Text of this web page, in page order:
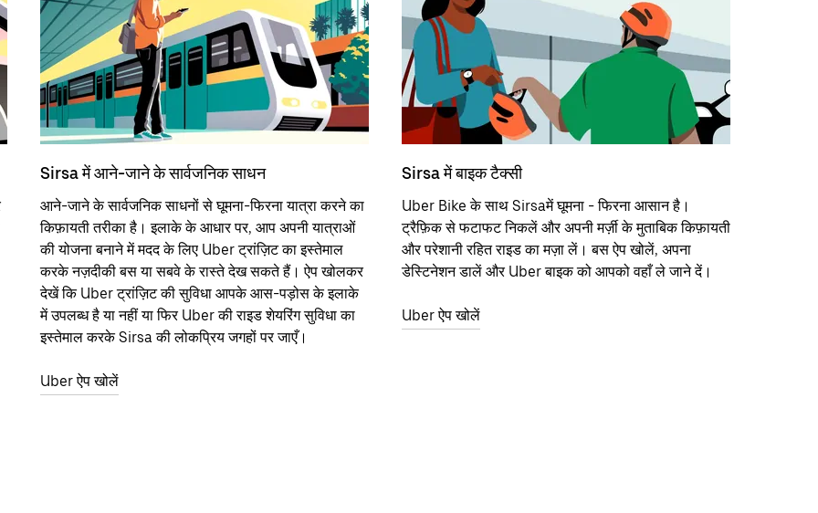
Sirsa में आने-जाने के सार्वजनिक साधन
आने-जाने के सार्वजनिक साधनों से घूमना-फिरना यात्रा करने का
किफ़ायती तरीका है। इलाके के आधार पर, आप अपनी यात्राओं
की योजना बनाने में मदद के लिए Uber ट्रांज़िट का इस्तेमाल
करके नज़दीकी बस या सबवे के रास्ते देख सकते हैं। ऐप खोलकर
देखें कि Uber ट्रांज़िट की सुविधा आपके आस-पड़ोस के इलाके
में उपलब्ध है या नहीं या फिर Uber की राइड शेयरिंग सुविधा का
इस्तेमाल करके Sirsa की लोकप्रिय जगहों पर जाएँ।
Uber ऐप खोलें
Sirsa में बाइक टैक्सी
Uber Bike के साथ Sirsaमें घूमना - फिरना आसान है।
ट्रैफ़िक से फटाफट निकलें और अपनी मर्ज़ी के मुताबिक किफ़ायती
और परेशानी रहित राइड का मज़ा लें। बस ऐप खोलें, अपना
डेस्टिनेशन डालें और Uber बाइक को आपको वहाँ ले जाने दें।
Uber ऐप खोलें